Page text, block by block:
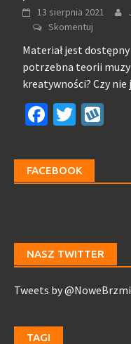
13 sierpnia 2021
Skomentuj
Materiał jest
potrzebna teorii
kreatywności? Czy
Facebook
Twitter
FACEBOOK
NASZ TWITTER
Tweets by
TAGI